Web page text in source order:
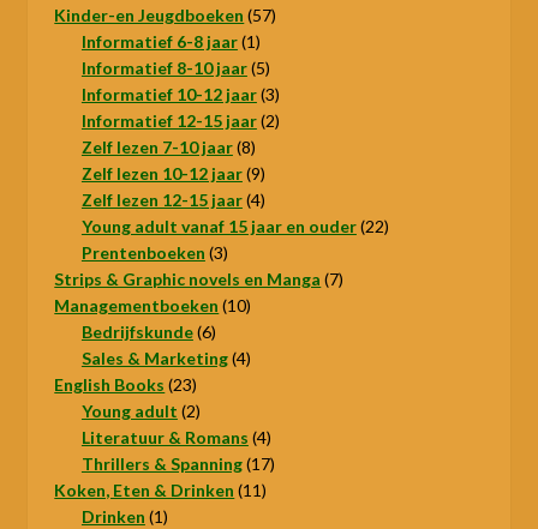
product
Kinder-en Jeugdboeken 5757
Informatief 6-8 jaar 11
product
Informatief 8-10 jaar 55
producten
Informatief 10-12 jaar 33
producten
Informatief 12-15 jaar 22
Zelf lezen 7-10 jaar 88
producten
Zelf lezen 10-12 jaar 99
producten
Zelf lezen 12-15 jaar 44
producten
Young adult vanaf 15 jaar en ouder 2222
Prentenboeken 33
producten
Strips & Graphic novels en Manga 77
Managementboeken 1010
Bedrijfskunde 66
producten
Sales & Marketing 44
English Books 2323
producten
Young adult 22
producten
Literatuur & Romans 44
producten
Thrillers & Spanning 1717
Koken, Eten & Drinken 1111
Drinken 11